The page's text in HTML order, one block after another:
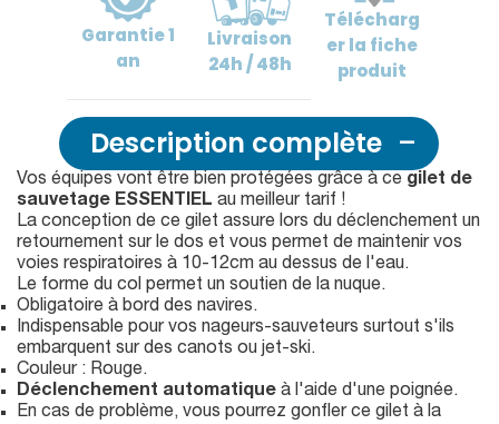
Garantie1
an
Livraison
24h / 48h
Télécharg
erla fiche
produit
Description complète
Vos équipes vont être bien protégées grâce à ce gilet de
sauvetage ESSENTIEL au meilleur tarif !
La conception de ce gilet assure lors du déclenchement un
retournement sur le dos et vous permet de maintenir vos
voies respiratoires à 10-12cm au dessus de l'eau.
Le forme du col permet un soutien de la nuque.
Obligatoire à bord des navires.
Indispensable pour vos nageurs-sauveteurs surtout s'ils
embarquent sur des canots ou jet-ski.
Couleur : Rouge.
Déclenchement automatique à l'aide d'une poignée.
En cas de problème, vous pourrez gonfler ce gilet à la